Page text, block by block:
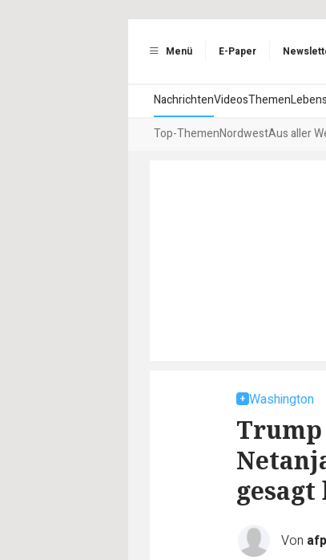
Menü E-Paper
NachrichtenVideosThemen
Top-ThemenNordwestAus aller
Washington
gesagt
Von afp